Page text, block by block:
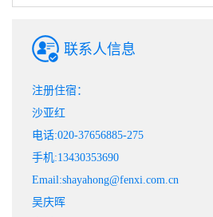
联系人信息
注册住宿：
沙亚红
电话:020-37656885-275
手机:13430353690
Email:shayahong@fenxi.com.cn
吴庆晖